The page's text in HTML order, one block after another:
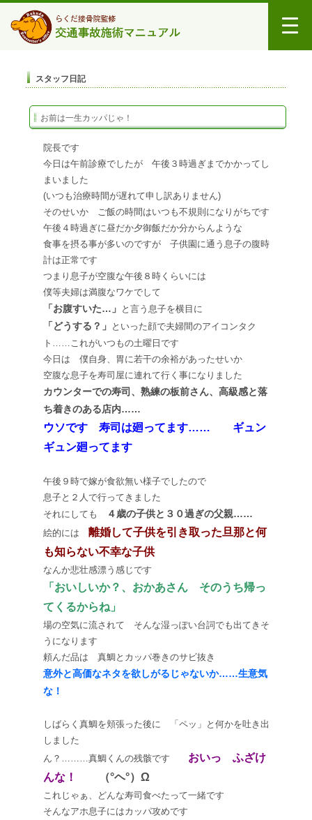
スタッフ日記
お前は一生カッパじゃ！
院長です
今日は午前診療でしたが 午後３時過ぎまでかかってし
まいました
(いつも治療時間が遅れて申し訳ありません)
そのせいか ご飯の時間はいつも不規則になりがちです
午後４時過ぎに昼だか夕御飯だか分からんような
食事を摂る事が多いのですが 子供園に通う息子の腹時
計は正常です
つまり息子が空腹な午後８時くらいには
僕等夫婦は満腹なワケでして
「お腹すいた…」 と言う息子を横目に
「どうする？」 といった顔で夫婦間のアイコンタク
ト……これがいつもの土曜日です
今日は 僕自身、胃に若干の余裕があったせいか
空腹な息子を寿司屋に連れて行く事になりました
カウンターでの寿司、熟練の板前さん、高級感と落
ち着きのある店内……
ウソです 寿司は廻ってます……
ギュン
ギュン廻ってます
午後９時で嫁が食欲無い様子でしたので
息子と２人で行ってきました
それにしても
４歳の子供と３０過ぎの父親……
絵的には 離婚して子供を引き取った旦那と何
も知らない不幸な子供
なんか悲壮感漂う感じです
「おいしいか？、おかあさん そのうち帰っ
てくるからね」
場の空気に流されて そんな湿っぽい台詞でも出てきそ
うになります
頼んだ品は 真鯛とカッパ巻きのサビ抜き
意外と高価なネタを欲しがるじゃないか……生意気
な！
しばらく真鯛を頬張った後に 「ペッ」と何かを吐き出
しました
ん？………真鯛くんの残骸です おいっ ふざけ
んな！
（°ヘ°）Ω
これじゃぁ、どんな寿司食べたって一緒です
そんなアホ息子にはカッパ攻めです